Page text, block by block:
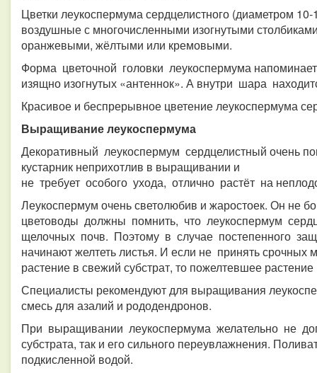
Цветки леукоспермума сердцелистного (диаметром
воздушные с многочисленными изогнутыми
оранжевыми, жёлтыми или кремовыми.
Форма цветочной головки леукоспермума
изящно изогнутых «антеннок». А внутри шара
Красивое и беспрерывное цветение леукоспермума
Выращивание леукоспермума
Декоративный леукоспермум сердцелистный очень
кустарник неприхотлив в выращивании и
не требует особого ухода, отлично растёт на
Леукоспермум очень светолюбив и жаростоек. Он не
цветоводы должны помнить, что леукоспермум
щелочных почв. Поэтому в случае постепенного
начинают желтеть листья. И если не принять срочных
растение в свежий субстрат, то пожелтевшее растение
Специалисты рекомендуют для выращивания
смесь для азалий и рододендронов.
При выращивании леукоспермума желательно не
субстрата, так и его сильного переувлажнения.
подкисленной водой.